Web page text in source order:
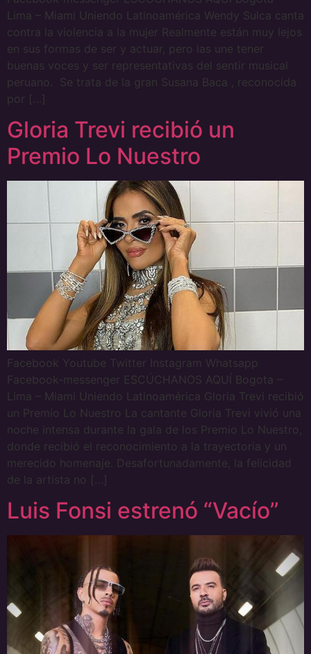
Lima – Miami Uniendo Latinoamérica Wendy Sulca canta
contra la violencia a la mujer Realmente están muy lejos
en sus formas de ser y actuar, pero las une tener
buenas voces y ser representativas del sentir musical
peruano. Se trata de la gran Susana Baca , reconocida
por […]
Gloria Trevi recibió un
Premio Lo Nuestro
Facebook Youtube Twitter Instagram Whatsapp
Facebook-messenger ESCÚCHANOS AQUÍ Bogota –
Lima – Miami Uniendo Latinoamérica Gloria Trevi recibió
un Premio Lo Nuestro La cantante Gloria Trevi vivió una
noche intensa durante la gala de los Premio Lo Nuestro,
donde recibió el reconocimiento a la trayectoria y un
merecido homenaje. Desafortunadamente, la felicidad
de la artista no […]
Luis Fonsi estrenó “Vacío”